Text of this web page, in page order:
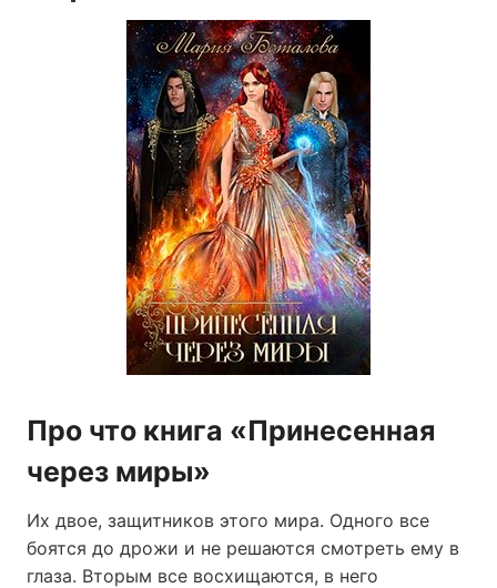
Про что книга «Принесенная
через миры»
Их двое, защитников этого мира. Одного все
боятся до дрожи и не решаются смотреть ему в
глаза. Вторым все восхищаются, в него